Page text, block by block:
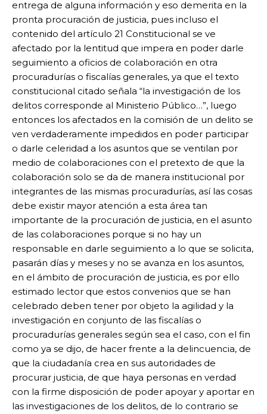
entrega de alguna información y eso demerita en la
pronta procuración de justicia, pues incluso el
contenido del artículo 21 Constitucional se ve
afectado por la lentitud que impera en poder darle
seguimiento a oficios de colaboración en otra
procuradurías o fiscalías generales, ya que el texto
constitucional citado señala “la investigación de los
delitos corresponde al Ministerio Público…”, luego
entonces los afectados en la comisión de un delito se
ven verdaderamente impedidos en poder participar
o darle celeridad a los asuntos que se ventilan por
medio de colaboraciones con el pretexto de que la
colaboración solo se da de manera institucional por
integrantes de las mismas procuradurías, así las cosas
debe existir mayor atención a esta área tan
importante de la procuración de justicia, en el asunto
de las colaboraciones porque si no hay un
responsable en darle seguimiento a lo que se solicita,
pasarán días y meses y no se avanza en los asuntos,
en el ámbito de procuración de justicia, es por ello
estimado lector que estos convenios que se han
celebrado deben tener por objeto la agilidad y la
investigación en conjunto de las fiscalías o
procuradurías generales según sea el caso, con el fin
como ya se dijo, de hacer frente a la delincuencia, de
que la ciudadanía crea en sus autoridades de
procurar justicia, de que haya personas en verdad
con la firme disposición de poder apoyar y aportar en
las investigaciones de los delitos, de lo contrario se